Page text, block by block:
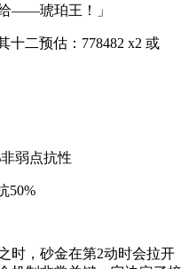
——琥珀王！」
十二预估：778482 x2 或
非弱点抗性
50%
时，砂金在第2动时会拉开